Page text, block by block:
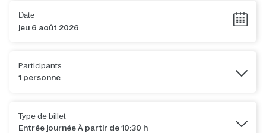
Date
Participants
1 personne
Type de billet
Entrée journée À partir de 10:30 h